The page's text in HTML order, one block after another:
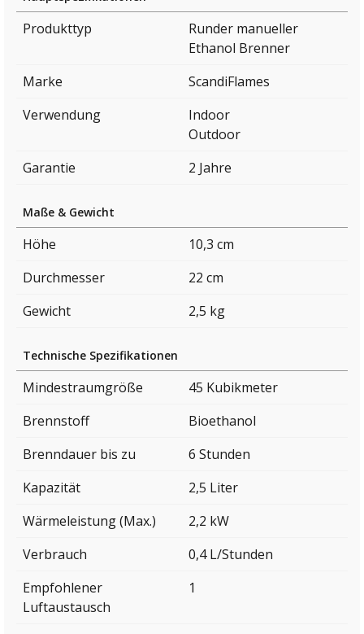
Produkttyp
Runder manueller
Ethanol Brenner
Marke
ScandiFlames
Verwendung
Indoor
Outdoor
Garantie
2 Jahre
Maße & Gewicht
Höhe
10,3 cm
Durchmesser
22 cm
Gewicht
2,5 kg
Technische Spezifikationen
Mindestraumgröße
45 Kubikmeter
Brennstoff
Bioethanol
Brenndauer bis zu
6 Stunden
Kapazität
2,5 Liter
Wärmeleistung (Max.)
2,2 kW
Verbrauch
0,4 L/Stunden
Empfohlener
Luftaustausch
1